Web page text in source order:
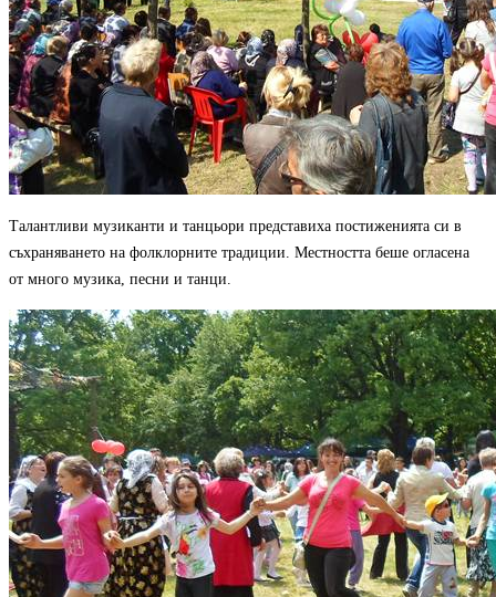
Талантливи музиканти и танцьори представиха постиженията си в
съхраняването на фолклорните традиции. Местността беше огласена
от много музика, песни и танци.